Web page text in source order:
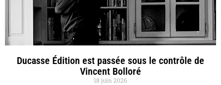
Ducasse Édition est passée sous le contrôle de
Vincent Bolloré
18 juin 2026